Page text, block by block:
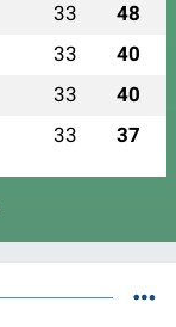
33 48
33 40
33 40
33 37